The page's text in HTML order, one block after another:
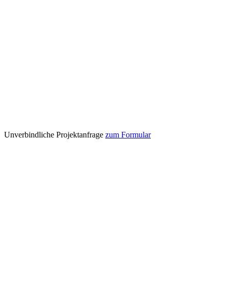
Unverbindliche Projektanfrage zum Formular